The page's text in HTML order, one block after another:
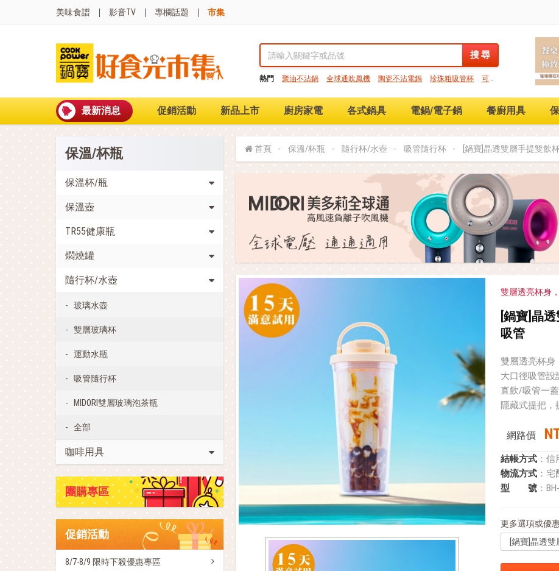
美味食譜 影音TV 專欄話題 市集
搜 尋
熱門 聚油不沾鍋 全球通吹風機 陶瓷不沾電鍋 珍珠粗吸管杯
可微
最新消息 促銷活動 新品上市 廚房家電 各式鍋具 電鍋/電子鍋 餐廚用具
保溫/杯瓶
保溫杯/瓶
保溫壺
TR55健康瓶
燜燒罐
隨行杯/水壺
玻璃水壺
雙層玻璃杯
運動水瓶
吸管隨行杯
MIDORI雙層玻璃泡茶瓶
全部
咖啡用具
團購專區
促銷活動
8/7-8/9 限時下殺優惠專區
首頁 保溫/杯瓶 隨行杯/水壺 吸管隨行杯 [鍋寶]晶透雙層手提雙飲
雙層透亮杯身
[鍋寶]晶
吸管
雙層透亮杯身
大口徑吸管設
直飲/吸管一
隱藏式提把，
網路價
結帳方式 ：
物流方式 ：
型 號 ：
更多選項或優
搜 尋